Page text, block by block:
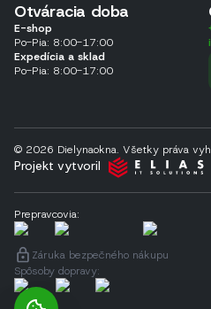
Otváracia doba
E-shop
Po-Pia: 8:00-17:00
Expedícia a sklad
Po-Pia: 8:00-17:00
© 2026 Dielynaokna. Všetky práva
Projekt vytvoril
Prepravcovia:
Záruka bezpečného nákupu
Spôsoby dopravy: